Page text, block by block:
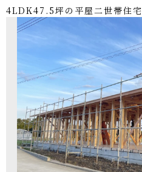
4LDK47.5坪の平屋二世帯住宅